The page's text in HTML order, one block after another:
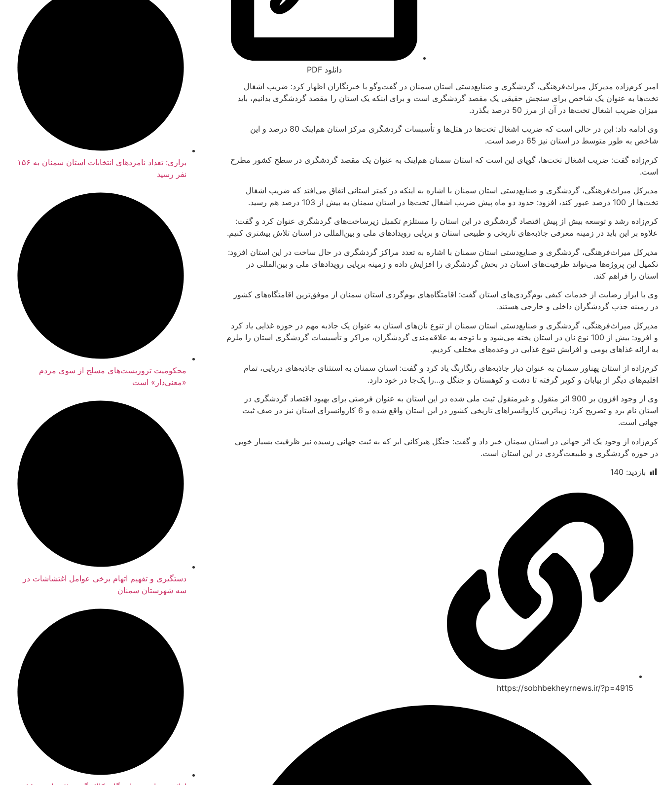
دانلود PDF
امیر کرم‌زاده مدیرکل میراث‌فرهنگی، گردشگری و صنایع‌دستی استان سمنان در گفت‌وگو با خبرنگاران اظهار کرد: ضریب اشغال
تخت‌ها به عنوان یک شاخص برای سنجش حقیقی یک مقصد گردشگری است و برای اینکه یک استان را مقصد گردشگری بدانیم، باید
میزان ضریب اشغال تخت‌ها در آن از مرز 50 درصد بگذرد.
وی ادامه داد: این در حالی است که ضریب اشغال تخت‌ها در هتل‌ها و تأسیسات گردشگری مرکز استان هم‌اینک 80 درصد و این
شاخص به طور متوسط در استان نیز 65 درصد است.
کرم‌زاده گفت: ضریب اشغال تخت‌ها، گویای این است که استان سمنان هم‌اینک به عنوان یک مقصد گردشگری در سطح کشور مطرح
است.
مدیرکل میراث‌فرهنگی، گردشگری و صنایع‌دستی استان سمنان با اشاره به اینکه در کمتر استانی اتفاق می‌افتد که ضریب اشغال
تخت‌ها از 100 درصد عبور کند، افزود: حدود دو ماه پیش ضریب اشغال تخت‌ها در استان سمنان به بیش از 103 درصد هم رسید.
کرم‌زاده رشد و توسعه بیش از پیش اقتصاد گردشگری در این استان را مستلزم تکمیل زیرساخت‌های گردشگری عنوان کرد و گفت:
علاوه بر این باید در زمینه معرفی جاذبه‌های تاریخی و طبیعی استان و برپایی رویدادهای ملی و بین‌المللی در استان تلاش بیشتری کنیم.
مدیرکل میراث‌فرهنگی، گردشگری و صنایع‌دستی استان سمنان با اشاره به تعدد مراکز گردشگری در حال ساخت در این استان افزود:
تکمیل این پروژه‌ها می‌تواند ظرفیت‌های استان در بخش گردشگری را افزایش داده و زمینه برپایی رویدادهای ملی و بین‌المللی در
استان را فراهم کند.
وی با ابراز رضایت از خدمات کیفی بوم‌گردی‌های استان گفت: اقامتگاه‌های بوم‌گردی‌ استان سمنان از موفق‌ترین اقامتگاه‌های کشور
در زمینه جذب گردشگران داخلی و خارجی هستند.
مدیرکل میراث‌فرهنگی، گردشگری و صنایع‌دستی استان سمنان از تنوع نان‌های استان به عنوان یک جاذبه مهم در حوزه غذایی یاد کرد
و افزود: بیش از 100 نوع نان در استان پخته می‌شود و با توجه به علاقه‌مندی گردشگران، مراکز و تأسیسات گردشگری استان را ملزم
به ارائه غذاهای بومی و افزایش تنوع غذایی در وعده‌های مختلف کردیم.
کرم‌زاده از استان پهناور سمنان به عنوان دیار جاذبه‌های رنگارنگ یاد کرد و گفت: استان سمنان به استثنای جاذبه‌های دریایی، تمام
اقلیم‌های دیگر از بیابان و کویر گرفته تا دشت و کوهستان و جنگل و…را یک‌جا در خود دارد.
وی از وجود افزون بر 900 اثر منقول و غیرمنقول ثبت ملی شده در این استان به عنوان فرصتی برای بهبود اقتصاد گردشگری در
استان نام برد و تصریح کرد: زیباترین کاروانسراهای تاریخی کشور در این استان واقع شده‌ و 6 کاروانسرای استان نیز در صف ثبت
جهانی است.
کرم‌زاده از وجود یک اثر جهانی در استان سمنان خبر داد و گفت: جنگل هیرکانی ابر که به ثبت جهانی رسیده نیز ظرفیت بسیار خوبی
در حوزه گردشگری و طبیعت‌گردی در این استان است.
بازدید: 140
https://sobhbekheyrnews.ir/?p=4915
براری: تعداد نامزدهای انتخابات استان سمنان به ۱۵۶
نفر رسید
محکومیت تروریست‌های مسلح از سوی مردم
«معنی‌دار» است
دستگیری و تفهیم اتهام برخی عوامل اغتشاشات در
سه شهرستان سمنان